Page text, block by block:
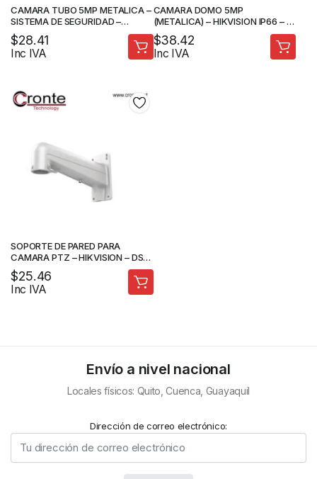
CAMARA TUBO 5MP METALICA –
SISTEMA DE SEGURIDAD –
HIKVISION
$28.41
Inc IVA
CAMARA DOMO 5MP
(METALICA) – HIKVISION IP66 – IR
20M – CAMARAS DE SEGURIDAD
$38.42
Inc IVA
SOPORTE DE PARED PARA
CAMARA PTZ – HIKVISION – DS-
1602ZJ
$25.46
Inc IVA
Envío a nivel nacional
Locales físicos: Quito, Cuenca, Guayaquil
Dirección de correo electrónico: